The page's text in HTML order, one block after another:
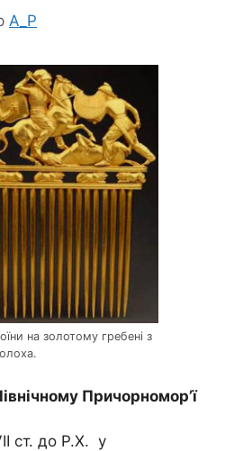
A_P
на золотому гребені з
Причорномор’ї
ст. до Р.Х. у